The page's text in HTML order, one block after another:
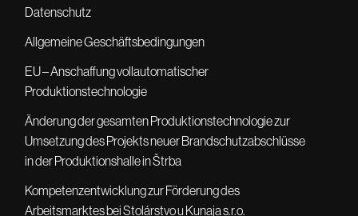
Datenschutz
Allgemeine Geschäftsbedingungen
EU – Anschaffung vollautomatischer
Produktionstechnologie
Änderung der gesamten Produktionstechnologie zur
Umsetzung des Projekts neuer Brandschutzabschlüsse
in der Produktionshalle in Štrba
Kompetenzentwicklung zur Förderung des
Arbeitsmarktes bei Stolárstvo u Kunaja s.r.o.